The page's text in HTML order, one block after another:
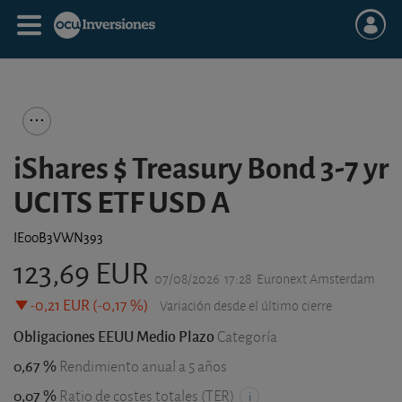
iShares $ Treasury Bond 3-7 yr
UCITS ETF USD A
IE00B3VWN393
123,69 EUR 07/08/2026 17:28 Euronext Amsterdam
-0,21 EUR (-0,17 %) Variación desde el último cierre
Obligaciones EEUU Medio Plazo Categoría
0,67 % Rendimiento anual a 5 años
0,07 % Ratio de costes totales (TER)